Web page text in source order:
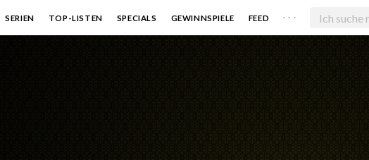
SERIEN TOP-LISTEN SPECIALS GEWINNSPIELE FEED . . .